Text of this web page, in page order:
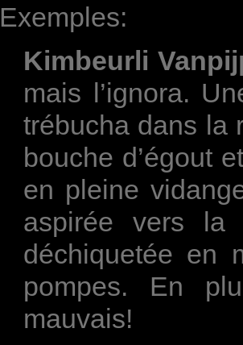
Exemples:
Kimbeurli
mais l’ignora.
trébucha dans la
bouche d’égout
en pleine
aspirée vers la
déchiquetée en
pompes. En
mauvais!